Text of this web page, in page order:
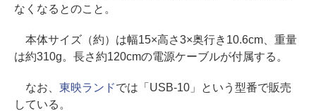
なくなるとのこと。
本体サイズ（約）は幅15×高さ3×奥行き10.6cm、重量
は約310g。長さ約120cmの電源ケーブルが付属する。
なお、 東映ランドでは「USB-10」という型番で販売
している。